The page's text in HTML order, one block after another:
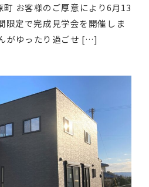
お客様のご厚意により6月13
限定で完成見学会を開催しま
がゆったり過ごせ […]